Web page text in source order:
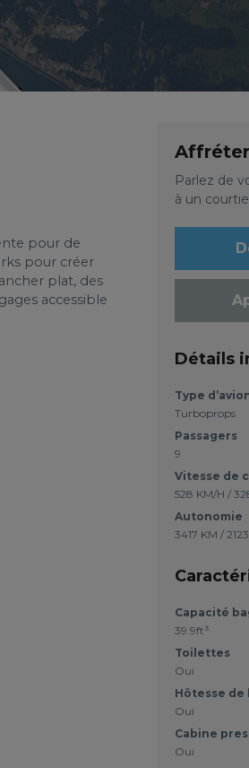
pour de
pour créer
plat, des
accessible
Parlez de
à un
Détails
Type
Turboprops
Passagers
9
Vitesse de
528 KM/H /
Autonomie
3417 KM /
Capacité
39.9ft³
Toilettes
Oui
Hôtesse de
Oui
Cabine
Oui